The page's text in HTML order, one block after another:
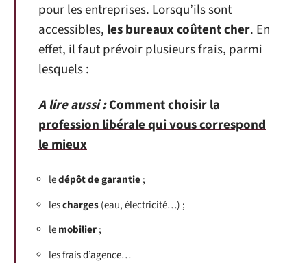
pour les entreprises. Lorsqu’ils sont
accessibles, les bureaux coûtent cher. En
effet, il faut prévoir plusieurs frais, parmi
lesquels :
A lire aussi :Comment choisir la
profession libérale qui vous correspond
le mieux
ledépôt de garantie;
lescharges(eau, électricité…) ;
lemobilier;
les frais d’agence…